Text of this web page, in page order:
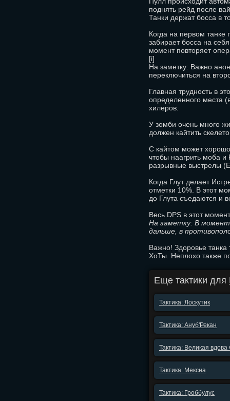
поднять рейд после
Танки держат босса в
Когда на первом танке
забирает босса на
момент повторяет
[i]
На заметку: Важно
переключиться на
Главная трудность в
определенного места
хилеров.
У зомби очень много
должен кайтить
С кайтом может
чтобы наагрить моба
разрывные выстрелы
Когда Глут делает
отметки 10%. В этот
до Глута съедаются и
Весь DPS в этот
На заметку: В момент
дальше, в
Важно! Здоровье
ХоТы. Неплохо также
Еще тактики для
Тактика: Лоскутик
Тактика: Ануб'Рекан
Тактика: Великая
Тактика: Мексна
Тактика: Гроббулус